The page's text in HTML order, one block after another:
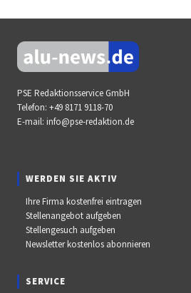
PSE Redaktionsservice GmbH
Telefon: +49 8171 9118-70
E-mail: info@pse-redaktion.de
WERDEN SIE AKTIV
Ihre Firma kostenfrei eintragen
Stellenangebot aufgeben
Stellengesuch aufgeben
Newsletter kostenlos abonnieren
SERVICE